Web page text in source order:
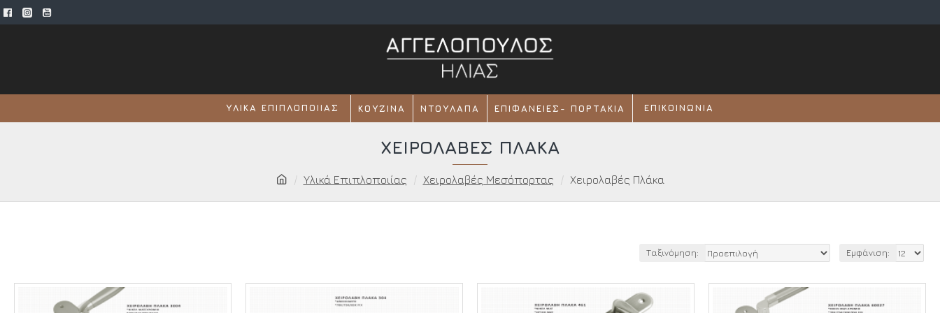
ΥΛΙΚΆ ΕΠΙΠΛΟΠΟΙΊΑΣ ΚΟΥΖΊΝΑ ΝΤΟΥΛΆΠΑ ΕΠΙΦΆΝΕΙΕΣ- ΠΟΡΤΆΚΙΑ ΕΠΙΚΟΙΝΩΝΊΑ
Υλικά Επιπλοποιίας Χειρολαβές Μεσόπορτας Χειρολαβές Πλάκα
ΧΕΙΡΟΛΑΒΈΣ ΠΛΆΚΑ
Ταξινόμηση: Εμφάνιση: